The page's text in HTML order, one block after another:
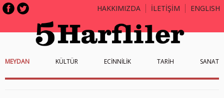
HAKKIMIZDA İLETİŞİM ENGLISH
MEYDAN KÜLTÜR ECİNNİLİK TARİH SANAT